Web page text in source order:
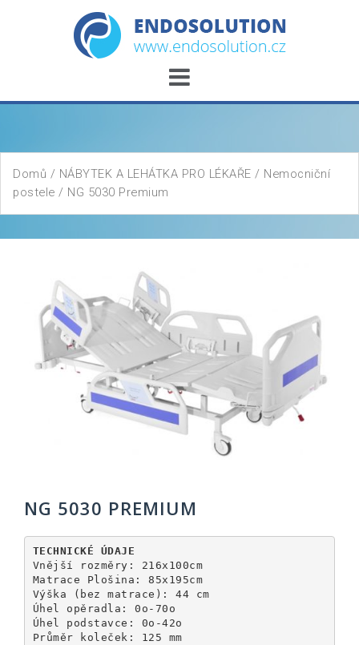
Domů / NÁBYTEK A LEHÁTKA PRO LÉKAŘE / Nemocniční
postele / NG 5030 Premium
NG 5030 PREMIUM
TECHNICKÉ ÚDAJE
Vnější rozměry: 216x100cm
Matrace Plošina: 85x195cm
Výška (bez matrace): 44 cm
Úhel opěradla: 0o-70o
Úhel podstavce: 0o-42o
Průměr koleček: 125 mm